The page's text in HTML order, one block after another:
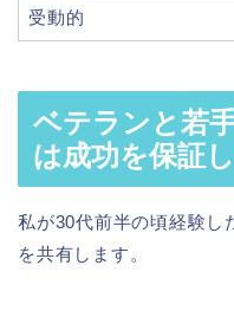
受動的
ベテランと若
は成功を保証
私が30代前半の頃経験し
を共有します。